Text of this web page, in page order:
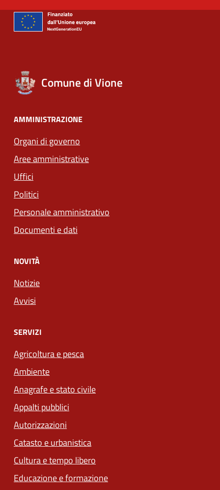
Comune di Vione
AMMINISTRAZIONE
Organi di governo
Aree amministrative
Uffici
Politici
Personale amministrativo
Documenti e dati
NOVITÀ
Notizie
Avvisi
SERVIZI
Agricoltura e pesca
Ambiente
Anagrafe e stato civile
Appalti pubblici
Autorizzazioni
Catasto e urbanistica
Cultura e tempo libero
Educazione e formazione